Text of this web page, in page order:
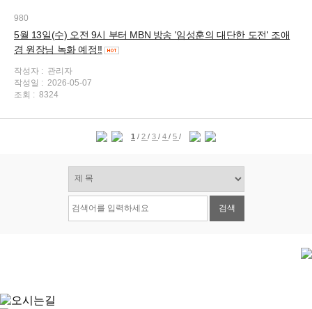
980
5월 13일(수) 오전 9시 부터 MBN 방송 '임성훈의 대단한 도전' 조애
경 원장님 녹화 예정!!
작성자 : 관리자
작성일 : 2026-05-07
조회 : 8324
1 / 2 / 3 / 4 / 5 /
검색